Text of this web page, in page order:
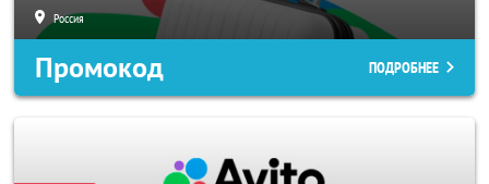
Россия
Промокод ПОДРОБНЕЕ